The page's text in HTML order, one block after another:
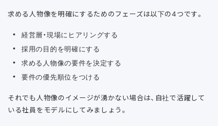
求める人物像を明確にするためのフェーズは以下の4つです。
経営層・現場にヒアリングする
採用の目的を明確にする
求める人物像の要件を決定する
要件の優先順位をつける
それでも人物像のイメージが湧かない場合は、自社で活躍して
いる社員をモデルにしてみましょう。